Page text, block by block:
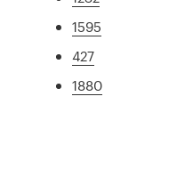
1595
427
1880